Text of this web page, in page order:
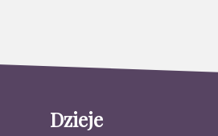
Dzieje